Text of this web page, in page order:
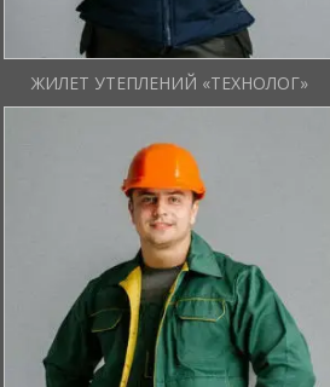
ЖИЛЕТ УТЕПЛЕНИЙ «ТЕХНОЛОГ»
Зручний костюм
куртки з притачным
гумці і робочих штанів.
якість матеріалу
службу.